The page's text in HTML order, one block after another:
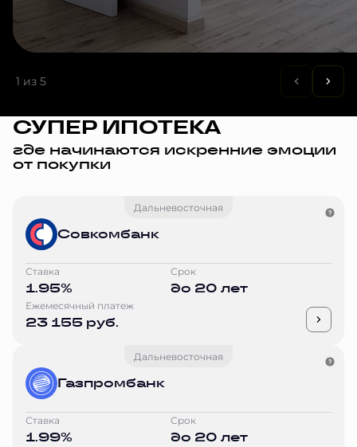
1 из 5
СУПЕР ИПОТЕКА
где начинаются искренние эмоции
от покупки
Дальневосточная
Совкомбанк
Ставка
1.95%
Срок
до 20 лет
Ежемесячный платеж
23 155 руб.
Дальневосточная
Газпромбанк
Ставка
1.99%
Срок
до 20 лет